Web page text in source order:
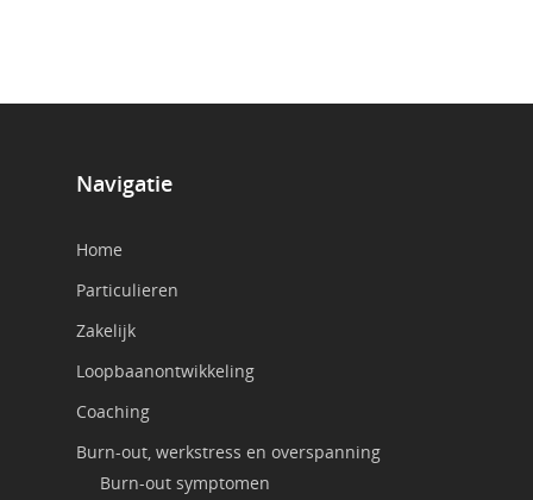
Navigatie
Home
Particulieren
Zakelijk
Loopbaanontwikkeling
Coaching
Burn-out, werkstress en overspanning
Burn-out symptomen